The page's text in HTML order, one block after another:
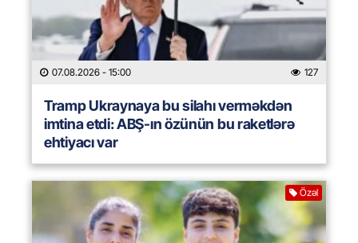
07.08.2026 - 15:00 127
Tramp Ukraynaya bu silahı verməkdən
imtina etdi: ABŞ-ın özünün bu raketlərə
ehtiyacı var
Özəl